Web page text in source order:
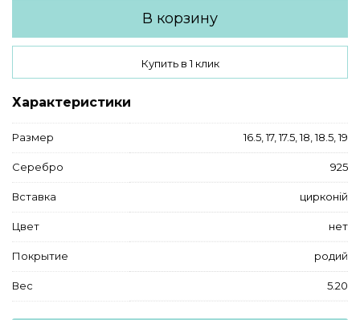
В корзину
Купить в 1 клик
Характеристики
Размер 16.5 ,17,17.5 ,18 ,18.5 ,19
Серебро 925
Вставка цирконій
Цвет нет
Покрытие родий
Вес 5.20